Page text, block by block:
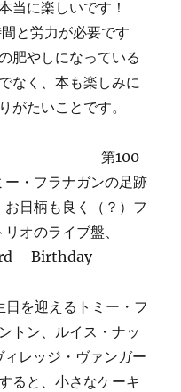
当に楽しいです！
と労力が必要です
肥やしになっている
なく、本も楽しみに
がたいことです。
第100
ー・フラナガンの足跡
お日柄も良く（？）フ
オのライブ盤、
– Birthday
を迎えるトミー・フ
トン、ルイス・ナッ
レッジ・ヴァンガー
ると、小さなケーキ